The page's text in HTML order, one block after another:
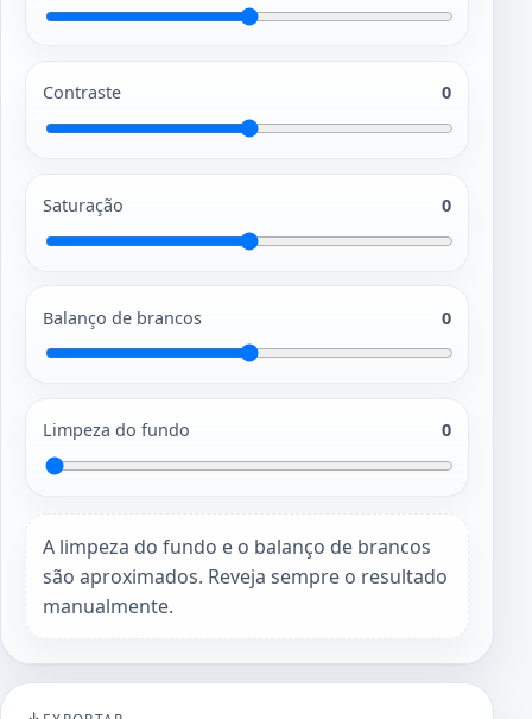
Contraste 0
Saturação 0
Balanço de brancos 0
Limpeza do fundo 0
A limpeza do fundo e o balanço de brancos
são aproximados. Reveja sempre o resultado
manualmente.